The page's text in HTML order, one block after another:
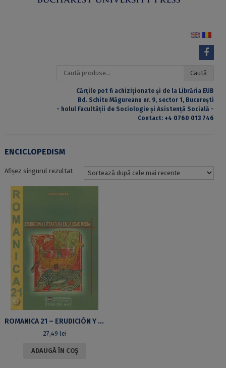
Caută
Caută
Cărțile pot fi achiziționate și de la Librăria EUB
Bd. Schitu Măgureanu nr. 9, sector 1, București
- holul Facultății de Sociologie și Asistență Socială -
Contact: +4 0760 013 746
ENCICLOPEDISM
Afișez singurul rezultat
ROMANICA 21 – ERUDICIÓN Y LITERATURA EN LA EDAD MEDIA
27,49 lei
ADAUGĂ ÎN COȘ